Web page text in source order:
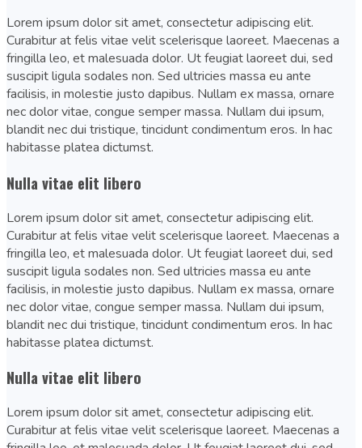
Lorem ipsum dolor sit amet, consectetur adipiscing elit.
Curabitur at felis vitae velit scelerisque laoreet. Maecenas a
fringilla leo, et malesuada dolor. Ut feugiat laoreet dui, sed
suscipit ligula sodales non. Sed ultricies massa eu ante
facilisis, in molestie justo dapibus. Nullam ex massa, ornare
nec dolor vitae, congue semper massa. Nullam dui ipsum,
blandit nec dui tristique, tincidunt condimentum eros. In hac
habitasse platea dictumst.
Nulla vitae elit libero
Lorem ipsum dolor sit amet, consectetur adipiscing elit.
Curabitur at felis vitae velit scelerisque laoreet. Maecenas a
fringilla leo, et malesuada dolor. Ut feugiat laoreet dui, sed
suscipit ligula sodales non. Sed ultricies massa eu ante
facilisis, in molestie justo dapibus. Nullam ex massa, ornare
nec dolor vitae, congue semper massa. Nullam dui ipsum,
blandit nec dui tristique, tincidunt condimentum eros. In hac
habitasse platea dictumst.
Nulla vitae elit libero
Lorem ipsum dolor sit amet, consectetur adipiscing elit.
Curabitur at felis vitae velit scelerisque laoreet. Maecenas a